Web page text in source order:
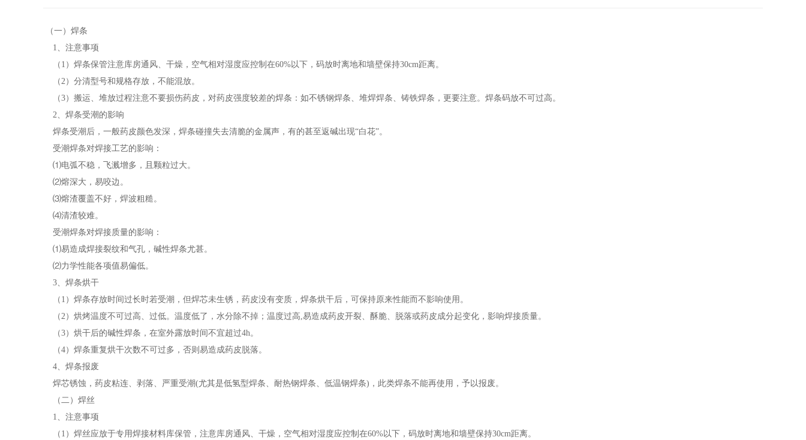
（一）焊条
1、注意事项
（1）焊条保管注意库房通风、干燥，空气相对湿度应控制在60%以下，码放时离地和墙壁保持30cm距离。
（2）分清型号和规格存放，不能混放。
（3）搬运、堆放过程注意不要损伤药皮，对药皮强度较差的焊条：如不锈钢焊条、堆焊焊条、铸铁焊条，更要注意。焊条码放不可过高。
2、焊条受潮的影响
焊条受潮后，一般药皮颜色发深，焊条碰撞失去清脆的金属声，有的甚至返碱出现“白花”。
受潮焊条对焊接工艺的影响：
⑴电弧不稳，飞溅增多，且颗粒过大。
⑵熔深大，易咬边。
⑶熔渣覆盖不好，焊波粗糙。
⑷清渣较难。
受潮焊条对焊接质量的影响：
⑴易造成焊接裂纹和气孔，碱性焊条尤甚。
⑵力学性能各项值易偏低。
3、焊条烘干
（1）焊条存放时间过长时若受潮，但焊芯未生锈，药皮没有变质，焊条烘干后，可保持原来性能而不影响使用。
（2）烘烤温度不可过高、过低。温度低了，水分除不掉；温度过高,易造成药皮开裂、酥脆、脱落或药皮成分起变化，影响焊接质量。
（3）烘干后的碱性焊条，在室外露放时间不宜超过4h。
（4）焊条重复烘干次数不可过多，否则易造成药皮脱落。
4、焊条报废
焊芯锈蚀，药皮粘连、剥落、严重受潮(尤其是低氢型焊条、耐热钢焊条、低温钢焊条)，此类焊条不能再使用，予以报废。
（二）焊丝
1、注意事项
（1）焊丝应放于专用焊接材料库保管，注意库房通风、干燥，空气相对湿度应控制在60%以下，码放时离地和墙壁保持30cm距离。